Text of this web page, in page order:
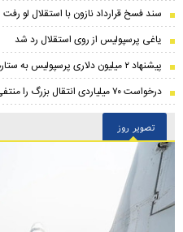
سند فسخ قرارداد نازون با استقلال لو رفت
یاغی پرسپولیس از روی استقلال رد شد
پیشنهاد ۲ میلیون دلاری پرسپولیس به ستاره استقلال
درخواست ۷۰ میلیاردی انتقال بزرگ را منتفی کرد!
تصویر روز